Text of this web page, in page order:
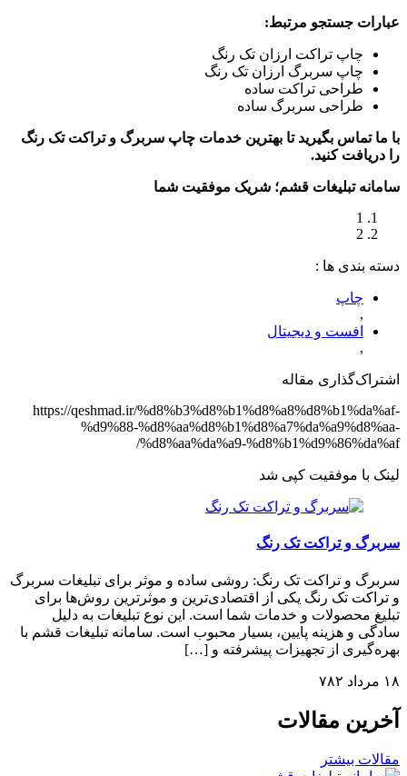
عبارات جستجو مرتبط:
چاپ تراکت ارزان تک رنگ
چاپ سربرگ ارزان تک رنگ
طراحی تراکت ساده
طراحی سربرگ ساده
با ما تماس بگیرید تا بهترین خدمات چاپ سربرگ و تراکت تک رنگ
را دریافت کنید.
سامانه تبلیغات قشم؛ شریک موفقیت شما
1
2
دسته‌ بندی‌ ها :
چاپ
,
افست و دیجیتال
,
اشتراک‌گذاری مقاله
https://qeshmad.ir/%d8%b3%d8%b1%d8%a8%d8%b1%da%af-
%d9%88-%d8%aa%d8%b1%d8%a7%da%a9%d8%aa-
%d8%aa%da%a9-%d8%b1%d9%86%da%af/
لینک با موفقیت کپی شد
سربرگ و تراکت تک رنگ
سربرگ و تراکت تک رنگ: روشی ساده و موثر برای تبلیغات سربرگ
و تراکت تک رنگ یکی از اقتصادی‌ترین و موثرترین روش‌ها برای
تبلیغ محصولات و خدمات شما است. این نوع تبلیغات به دلیل
سادگی و هزینه پایین، بسیار محبوب است. سامانه تبلیغات قشم با
بهره‌گیری از تجهیزات پیشرفته و […]
۱۸ مرداد ۷۸۲
آخرین مقالات
مقالات بیشتر